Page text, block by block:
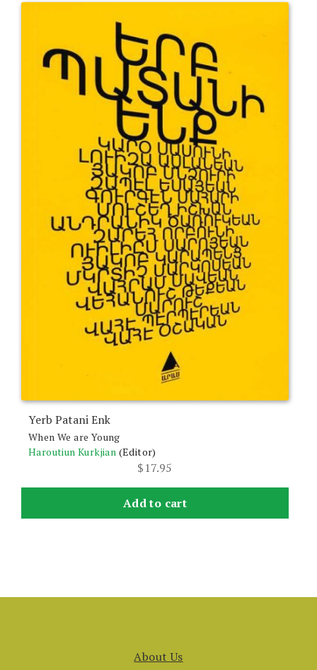
Yerb Patani Enk
When We are Young
Haroutiun Kurkjian (Editor)
$17.95
Add to cart
About Us